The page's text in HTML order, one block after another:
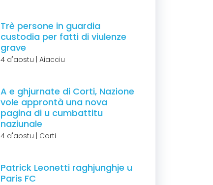
Trè persone in guardia
custodia per fatti di viulenze
grave
4 d'aostu | Aiacciu
A e ghjurnate di Corti, Nazione
vole approntà una nova
pagina di u cumbattitu
naziunale
4 d'aostu | Corti
Patrick Leonetti raghjunghje u
Paris FC